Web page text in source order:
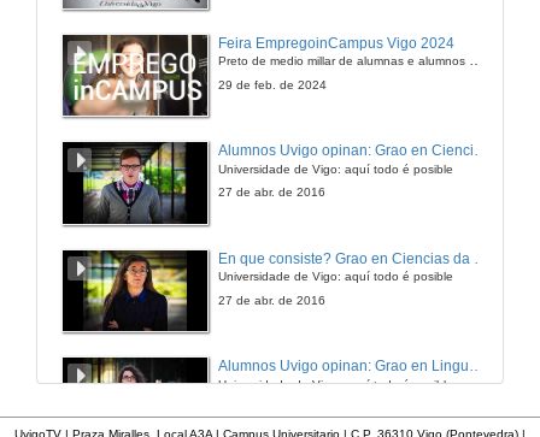
Feira EmpregoinCampus Vigo 2024
Preto de medio millar de alumnas e alumnos buscan coñecer máis de preto as oportunidades que lles achegan as arredor de medio cento de empresas que participan na edición viguesa da feira. Xunto coa visita aos stands, durante a feria desenvólvense varias actividades complementarias, como obradoiros, conversas, mesas redondas ou o pasaporte de empregabilidade, un espazo no que poderán recibir asesoramento sobre o seu CV.
29 de feb. de 2024
Alumnos Uvigo opinan: Grao en Ciencias da Linguaxe e Estudos Literarios
Universidade de Vigo: aquí todo é posible
27 de abr. de 2016
Universidade de Vigo: aquí todo é posible
27 de abr. de 2016
Alumnos Uvigo opinan: Grao en Linguas Estranxeiras
Universidade de Vigo: aquí todo é posible
UvigoTV | Praza Miralles. Local A3A | Campus Universitario | C.P. 36310 Vigo (Pontevedra) |